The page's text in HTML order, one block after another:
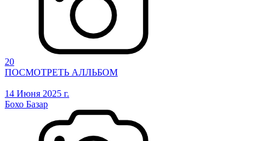
20
ПОСМОТРЕТЬ АЛЛЬБОМ
14 Июня 2025 г.
Бохо Базар